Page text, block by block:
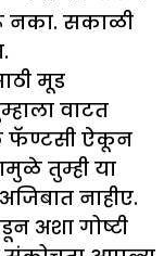
नका. सकाळी
मूड
वाटत
फॅण्टसी ऐकून
तुम्ही या
नाहीए.
अशा गोष्टी